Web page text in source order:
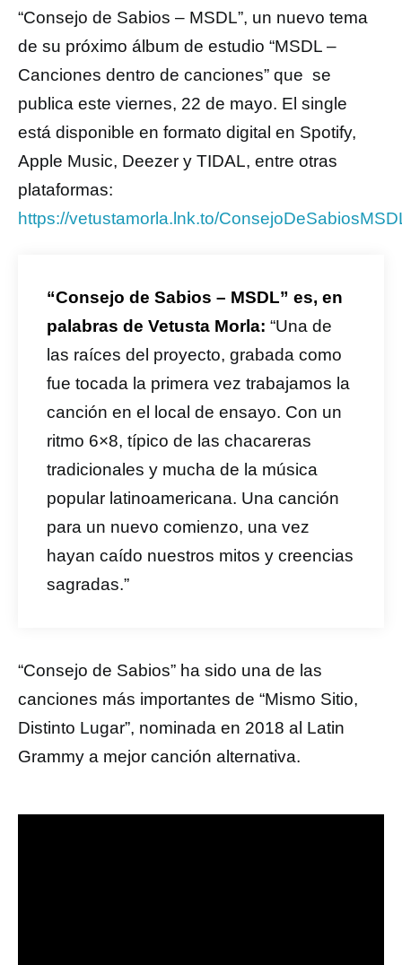
“Consejo de Sabios – MSDL”, un nuevo tema
de su próximo álbum de estudio “MSDL –
Canciones dentro de canciones” que se
publica este viernes, 22 de mayo. El single
está disponible en formato digital en Spotify,
Apple Music, Deezer y TIDAL, entre otras
plataformas:
https://vetustamorla.lnk.to/
“Consejo de Sabios – MSDL” es, en
palabras de Vetusta Morla: “Una de
las raíces del proyecto, grabada como
fue tocada la primera vez trabajamos la
canción en el local de ensayo. Con un
ritmo 6×8, típico de las chacareras
tradicionales y mucha de la música
popular latinoamericana. Una canción
para un nuevo comienzo, una vez
hayan caído nuestros mitos y creencias
sagradas.”
“Consejo de Sabios” ha sido una de las
canciones más importantes de “Mismo Sitio,
Distinto Lugar”, nominada en 2018 al Latin
Grammy a mejor canción alternativa.